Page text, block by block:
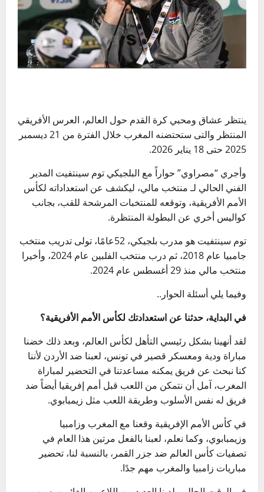
ينتظر عشاق ومحبي كرة القدم حول العالم، العرس الأفريقي
المنتظر والتى ستحتضنه المغرب خلال الفترة من 21 ديسمبر
2025 حتى 18 يناير 2026.
وأجري “مصراوي” حواراً مع البلجيكي توم سينتفيت المدير
الفني الحالي لـ منتخب مالي، ليكشف عن استعداداته لكأس
الأمم الأفريقية، وتوقعه للمنتخبات المرشحة للقب، بجانب
كواليس أخري عن البطولة المنتظرة.
توم سينتفيت هو مدرب بلجيكي، 52عامًا، تولى تدريب منتخب
جامبيا عام 2018، ثم درب منتخب الفلبين عام 2024، وأخيرا
منتخب مالي منذ 29 أغسطس عام 2024.
وفيما يلي أسئلة الحوار..
في البداية، حدثنا عن استعدادتك لكأس الأمم الأفريقية؟
لقد أنهينا بشكل رئيسي التأهل لكأس العالم، وبعد ذلك خضنا
مباراة ودية ومعسكر قصير في تونس، لعبنا ضد الأردن لأننا
كنا نبحث عن فريق يمكنه مساعدتنا في التحضير لمباراة
المغرب، آمل أن نتمكن من اللعب قبل أمم إفريقيا أيضاً ضد
فريق له نفس الأسلوب وطريقة اللعب مثل زيمبابوي.
في كأس الأمم الإفريقية وقعنا مع المغرب وزامبيا
وزيمبابوي، وكما نعلم، لعبنا بالفعل مرتين هذا العام في
تصفيات كأس العالم ضد جزر القمر، بالنسبة لنا، تحضير
مباريات زامبيا والمغرب مهم جدًا.